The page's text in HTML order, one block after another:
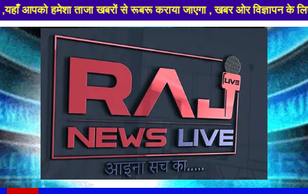
ताजा खबरों से रूबरू कराया जाएगा , खबर ओर विज्ञापन के लिए संपर्क
Skip
to
content